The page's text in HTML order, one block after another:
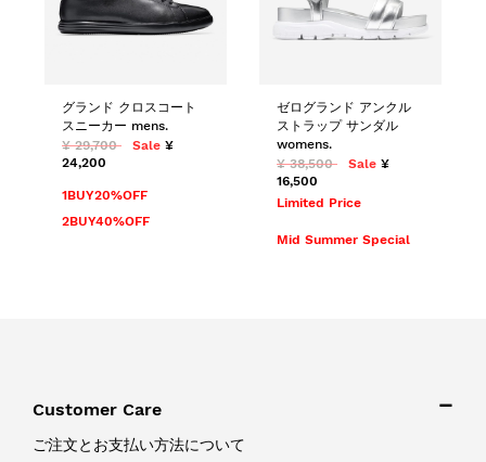
グランド クロスコート
スニーカー mens.
¥ 29,700
Sale ¥
24,200
1BUY20%OFF
2BUY40%OFF
ゼログランド アンクル
ストラップ サンダル
womens.
¥ 38,500
Sale ¥
16,500
Limited Price
Mid Summer Special
Customer Care
ご注文とお支払い方法について